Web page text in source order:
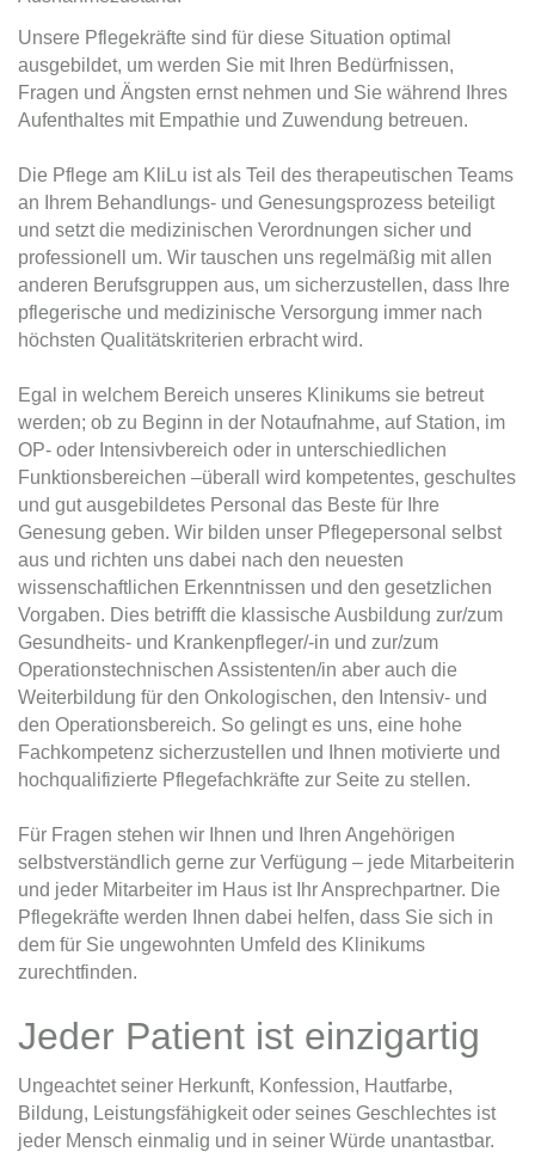
Unsere Pflegekräfte sind für diese Situation optimal
ausgebildet, um werden Sie mit Ihren Bedürfnissen,
Fragen und Ängsten ernst nehmen und Sie während Ihres
Aufenthaltes mit Empathie und Zuwendung betreuen.
Die Pflege am KliLu ist als Teil des therapeutischen Teams
an Ihrem Behandlungs- und Genesungsprozess beteiligt
und setzt die medizinischen Verordnungen sicher und
professionell um. Wir tauschen uns regelmäßig mit allen
anderen Berufsgruppen aus, um sicherzustellen, dass Ihre
pflegerische und medizinische Versorgung immer nach
höchsten Qualitätskriterien erbracht wird.
Egal in welchem Bereich unseres Klinikums sie betreut
werden; ob zu Beginn in der Notaufnahme, auf Station, im
OP- oder Intensivbereich oder in unterschiedlichen
Funktionsbereichen –überall wird kompetentes, geschultes
und gut ausgebildetes Personal das Beste für Ihre
Genesung geben. Wir bilden unser Pflegepersonal selbst
aus und richten uns dabei nach den neuesten
wissenschaftlichen Erkenntnissen und den gesetzlichen
Vorgaben. Dies betrifft die klassische Ausbildung zur/zum
Gesundheits- und Krankenpfleger/-in und zur/zum
Operationstechnischen Assistenten/in aber auch die
Weiterbildung für den Onkologischen, den Intensiv- und
den Operationsbereich. So gelingt es uns, eine hohe
Fachkompetenz sicherzustellen und Ihnen motivierte und
hochqualifizierte Pflegefachkräfte zur Seite zu stellen.
Für Fragen stehen wir Ihnen und Ihren Angehörigen
selbstverständlich gerne zur Verfügung – jede Mitarbeiterin
und jeder Mitarbeiter im Haus ist Ihr Ansprechpartner. Die
Pflegekräfte werden Ihnen dabei helfen, dass Sie sich in
dem für Sie ungewohnten Umfeld des Klinikums
zurechtfinden.
Jeder Patient ist einzigartig
Ungeachtet seiner Herkunft, Konfession, Hautfarbe,
Bildung, Leistungsfähigkeit oder seines Geschlechtes ist
jeder Mensch einmalig und in seiner Würde unantastbar.